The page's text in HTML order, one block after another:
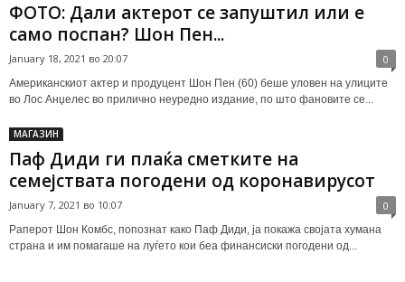
ФОТО: Дали актерот се запуштил или е
само поспан? Шон Пен...
January 18, 2021 во 20:07 0
Американскиот актер и продуцент Шон Пен (60) беше уловен на улиците
во Лос Анџелес во прилично неуредно издание, по што фановите се...
МАГАЗИН
Паф Диди ги плаќа сметките на
семејствата погодени од коронавирусот
January 7, 2021 во 10:07 0
Раперот Шон Комбс, попознат како Паф Диди, ја покажа својата хумана
страна и им помагаше на луѓето кои беа финансиски погодени од...